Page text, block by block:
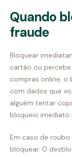
Quando
fraude
Bloquear
cartão ou
compras online,
com dados que
alguém tentar
bloqueio imediato
Em caso de
bloquear. O